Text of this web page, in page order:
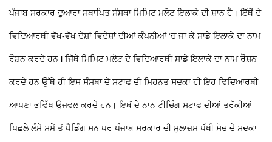
ਪੰਜਾਬ ਸਰਕਾਰ ਦੁਆਰਾ ਸਥਾਪਿਤ ਸੰਸਥਾ ਮਿਮਿਟ ਮਲੋਟ ਇਲਾਕੇ ਦੀ ਸ਼ਾਨ ਹੈ। ਇੱਥੋਂ ਦੇ
ਵਿਦਿਆਰਥੀ ਵੱਖ-ਵੱਖ ਦੇਸ਼ਾਂ ਵਿਦੇਸ਼ਾਂ ਦੀਆਂ ਕੰਪਨੀਆਂ ’ਚ ਜਾ ਕੇ ਸਾਡੇ ਇਲਾਕੇ ਦਾ ਨਾਮ
ਰੌਸ਼ਨ ਕਰਦੇ ਹਨ l ਜਿੱਥੇ ਮਿਮਿਟ ਮਲੋਟ ਦੇ ਵਿਦਿਆਰਥੀ ਸਾਡੇ ਇਲਾਕੇ ਦਾ ਨਾਮ ਰੌਸ਼ਨ
ਕਰਦੇ ਹਨ ਉੱਥੇ ਹੀ ਇਸ ਸੰਸਥਾ ਦੇ ਸਟਾਫ ਦੀ ਮਿਹਨਤ ਸਦਕਾ ਹੀ ਇਹ ਵਿਦਿਆਰਥੀ
ਆਪਣਾ ਭਵਿੱਖ ਉਜਵਲ ਕਰਦੇ ਹਨ। ਇਥੋਂ ਦੇ ਨਾਨ ਟੀਚਿੰਗ ਸਟਾਫ ਦੀਆਂ ਤਰੱਕੀਆਂ
ਪਿਛਲੇ ਲੰਮੇ ਸਮੇਂ ਤੋਂ ਪੈਡਿੰਗ ਸਨ ਪਰ ਪੰਜਾਬ ਸਰਕਾਰ ਦੀ ਮੁਲਾਜ਼ਮ ਪੱਖੀ ਸੋਚ ਦੇ ਸਦਕਾ